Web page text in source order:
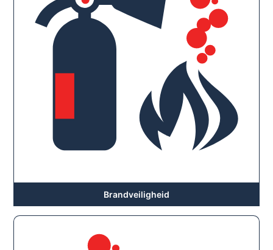
Brandveiligheid